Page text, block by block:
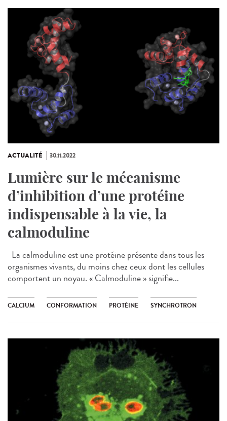
ACTUALITÉ 30.11.2022
Lumière sur le mécanisme
d’inhibition d’une protéine
indispensable à la vie, la
calmoduline
La calmoduline est une protéine présente dans tous les
organismes vivants, du moins chez ceux dont les cellules
comportent un noyau. « Calmoduline » signifie...
CALCIUM CONFORMATION PROTÉINE SYNCHROTRON